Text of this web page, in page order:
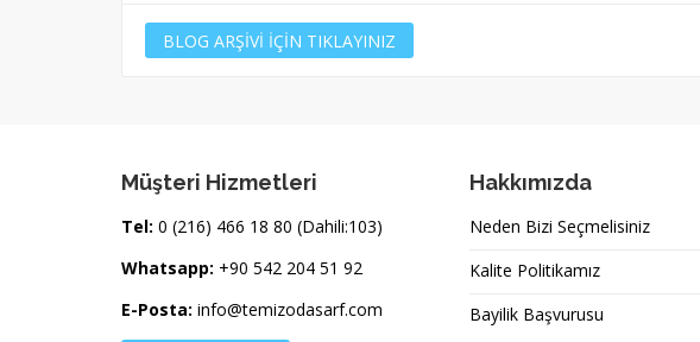
BLOG ARŞİVİ İÇİN TIKLAYINIZ
Müşteri Hizmetleri
Tel: 0 (216) 466 18 80 (Dahili:103)
Whatsapp: +90 542 204 51 92
E-Posta: info@temizodasarf.com
Hakkımızda
Neden Bizi Seçmelisiniz
Kalite Politikamız
Bayilik Başvurusu